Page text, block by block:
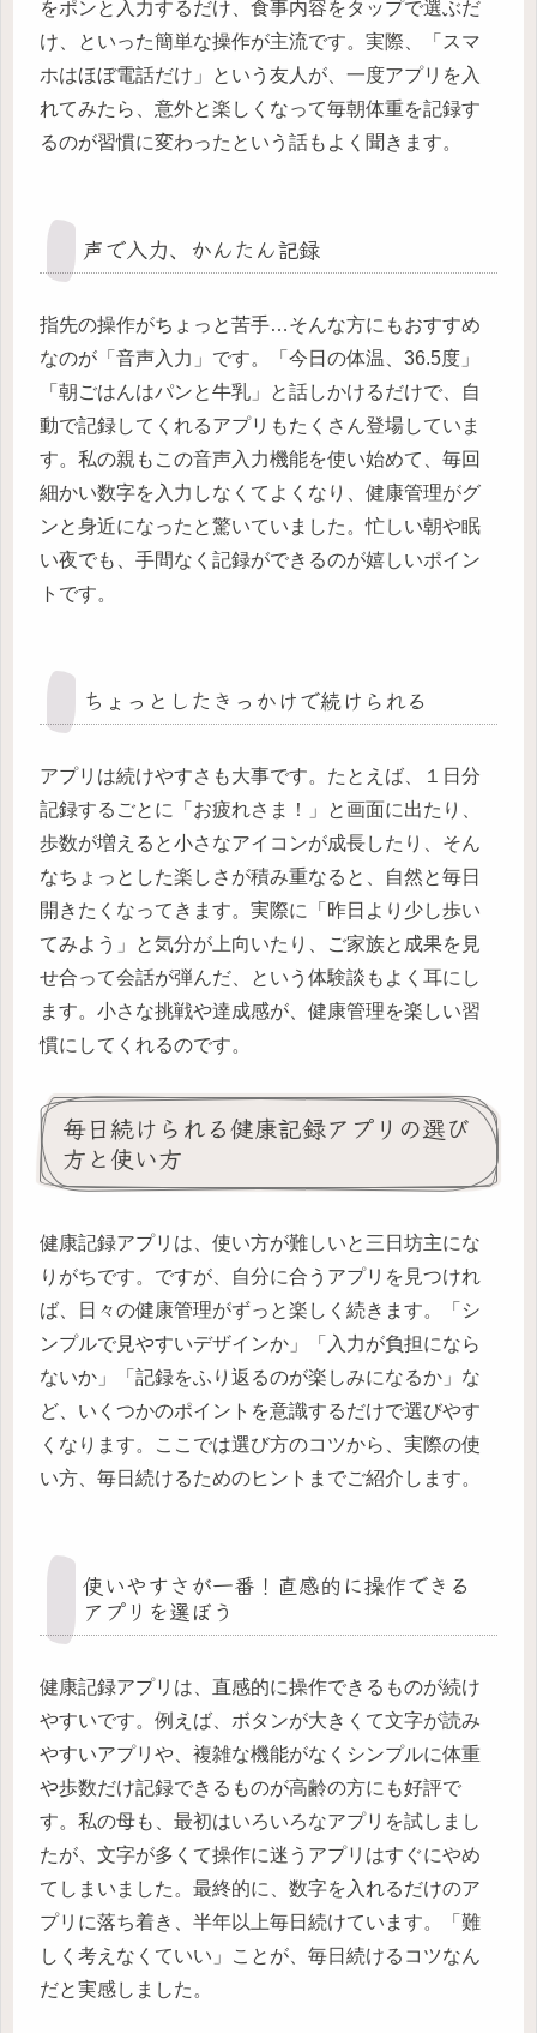
をポンと入力するだけ、食事内容をタップで選ぶだ
け、といった簡単な操作が主流です。実際、「スマ
ホはほぼ電話だけ」という友人が、一度アプリを入
れてみたら、意外と楽しくなって毎朝体重を記録す
るのが習慣に変わったという話もよく聞きます。
声で入力、かんたん記録
指先の操作がちょっと苦手…そんな方にもおすすめ
なのが「音声入力」です。「今日の体温、36.5度」
「朝ごはんはパンと牛乳」と話しかけるだけで、自
動で記録してくれるアプリもたくさん登場していま
す。私の親もこの音声入力機能を使い始めて、毎回
細かい数字を入力しなくてよくなり、健康管理がグ
ンと身近になったと驚いていました。忙しい朝や眠
い夜でも、手間なく記録ができるのが嬉しいポイン
トです。
ちょっとしたきっかけで続けられる
アプリは続けやすさも大事です。たとえば、１日分
記録するごとに「お疲れさま！」と画面に出たり、
歩数が増えると小さなアイコンが成長したり、そん
なちょっとした楽しさが積み重なると、自然と毎日
開きたくなってきます。実際に「昨日より少し歩い
てみよう」と気分が上向いたり、ご家族と成果を見
せ合って会話が弾んだ、という体験談もよく耳にし
ます。小さな挑戦や達成感が、健康管理を楽しい習
慣にしてくれるのです。
毎日続けられる健康記録アプリの選び
方と使い方
健康記録アプリは、使い方が難しいと三日坊主にな
りがちです。ですが、自分に合うアプリを見つけれ
ば、日々の健康管理がずっと楽しく続きます。「シ
ンプルで見やすいデザインか」「入力が負担になら
ないか」「記録をふり返るのが楽しみになるか」な
ど、いくつかのポイントを意識するだけで選びやす
くなります。ここでは選び方のコツから、実際の使
い方、毎日続けるためのヒントまでご紹介します。
使いやすさが一番！直感的に操作できる
アプリを選ぼう
健康記録アプリは、直感的に操作できるものが続け
やすいです。例えば、ボタンが大きくて文字が読み
やすいアプリや、複雑な機能がなくシンプルに体重
や歩数だけ記録できるものが高齢の方にも好評で
す。私の母も、最初はいろいろなアプリを試しまし
たが、文字が多くて操作に迷うアプリはすぐにやめ
てしまいました。最終的に、数字を入れるだけのア
プリに落ち着き、半年以上毎日続けています。「難
しく考えなくていい」ことが、毎日続けるコツなん
だと実感しました。